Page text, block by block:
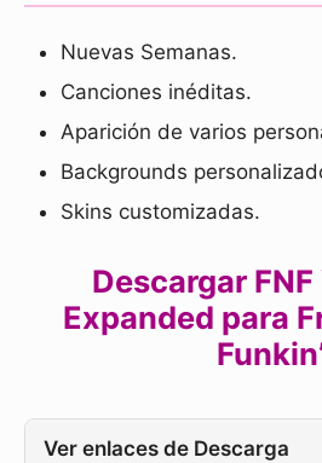
Nuevas Semanas.
Canciones inéditas.
Aparición de varios
Backgrounds
Skins customizadas.
Descargar
Expanded para
Ver enlaces de Descarga